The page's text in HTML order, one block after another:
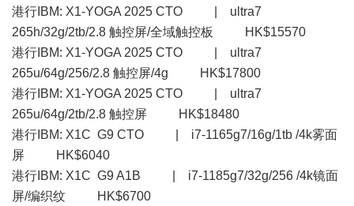
港行IBM: X1-YOGA 2025 CTO | ultra7
265h/32g/2tb/2.8 触控屏/全域触控板 HK$15570
港行IBM: X1-YOGA 2025 CTO | ultra7
265u/64g/256/2.8 触控屏/4g HK$17800
港行IBM: X1-YOGA 2025 CTO | ultra7
265u/64g/2tb/2.8 触控屏 HK$18480
港行IBM: X1C G9 CTO | i7-1165g7/16g/1tb /4k雾面
屏 HK$6040
港行IBM: X1C G9 A1B | i7-1185g7/32g/256 /4k镜面
屏/编织纹 HK$6700